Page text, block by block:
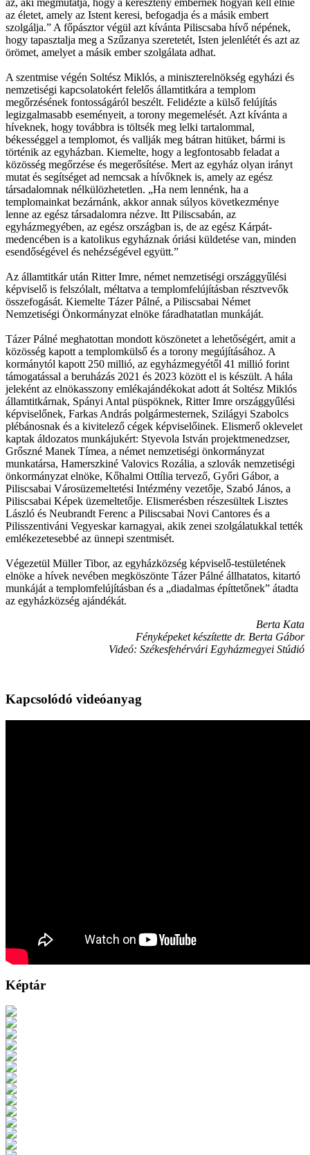
az életet, amely az Istent keresi, befogadja és a másik embert
szolgálja.” A főpásztor végül azt kívánta Piliscsaba hívő népének,
hogy tapasztalja meg a Szűzanya szeretetét, Isten jelenlétét és azt az
örömet, amelyet a másik ember szolgálata adhat.
A szentmise végén Soltész Miklós, a miniszterelnökség egyházi és
nemzetiségi kapcsolatokért felelős államtitkára a templom
megőrzésének fontosságáról beszélt. Felidézte a külső felújítás
legizgalmasabb eseményeit, a torony megemelését. Azt kívánta a
híveknek, hogy továbbra is töltsék meg lelki tartalommal,
békességgel a templomot, és vallják meg bátran hitüket, bármi is
történik az egyházban. Kiemelte, hogy a legfontosabb feladat a
közösség megőrzése és megerősítése. Mert az egyház olyan irányt
mutat és segítséget ad nemcsak a hívőknek is, amely az egész
társadalomnak nélkülözhetetlen. „Ha nem lennénk, ha a
templomainkat bezárnánk, akkor annak súlyos következménye
lenne az egész társadalomra nézve. Itt Piliscsabán, az
egyházmegyében, az egész országban is, de az egész Kárpát-
medencében is a katolikus egyháznak óriási küldetése van, minden
esendőségével és nehézségével együtt.”
Az államtitkár után Ritter Imre, német nemzetiségi országgyűlési
képviselő is felszólalt, méltatva a templomfelújításban résztvevők
összefogását. Kiemelte Tázer Pálné, a Piliscsabai Német
Nemzetiségi Önkormányzat elnöke fáradhatatlan munkáját.
Tázer Pálné meghatottan mondott köszönetet a lehetőségért, amit a
közösség kapott a templomkülső és a torony megújításához. A
kormánytól kapott 250 millió, az egyházmegyétől 41 millió forint
támogatással a beruházás 2021 és 2023 között el is készült. A hála
jeleként az elnökasszony emlékajándékokat adott át Soltész Miklós
államtitkárnak, Spányi Antal püspöknek, Ritter Imre országgyűlési
képviselőnek, Farkas András polgármesternek, Szilágyi Szabolcs
plébánosnak és a kivitelező cégek képviselőinek. Elismerő oklevelet
kaptak áldozatos munkájukért: Styevola István projektmenedzser,
Grőszné Manek Tímea, a német nemzetiségi önkormányzat
munkatársa, Hamerszkiné Valovics Rozália, a szlovák nemzetiségi
önkormányzat elnöke, Kőhalmi Ottília tervező, Győri Gábor, a
Piliscsabai Városüzemeltetési Intézmény vezetője, Szabó János, a
Piliscsabai Képek üzemeltetője. Elismerésben részesültek Lisztes
László és Neubrandt Ferenc a Piliscsabai Novi Cantores és a
Pilisszentiváni Vegyeskar karnagyai, akik zenei szolgálatukkal tették
emlékezetesebbé az ünnepi szentmisét.
Végezetül Müller Tibor, az egyházközség képviselő-testületének
elnöke a hívek nevében megköszönte Tázer Pálné állhatatos, kitartó
munkáját a templomfelújításban és a „diadalmas építtetőnek” átadta
az egyházközség ajándékát.
Berta Kata
Fényképeket készítette dr. Berta Gábor
Videó: Székesfehérvári Egyházmegyei Stúdió
Kapcsolódó videóanyag
Képtár